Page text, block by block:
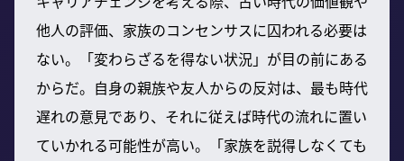
他人の評価、家族のコンセンサスに囚われる必要は
ない。「変わらざるを得ない状況」が目の前にある
からだ。自身の親族や友人からの反対は、最も時代
遅れの意見であり、それに従えば時代の流れに置い
ていかれる可能性が高い。「家族を説得しなくても